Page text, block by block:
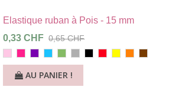
Elastique ruban à Pois - 15 mm
0,33 CHF 0,65 CHF
AU PANIER !